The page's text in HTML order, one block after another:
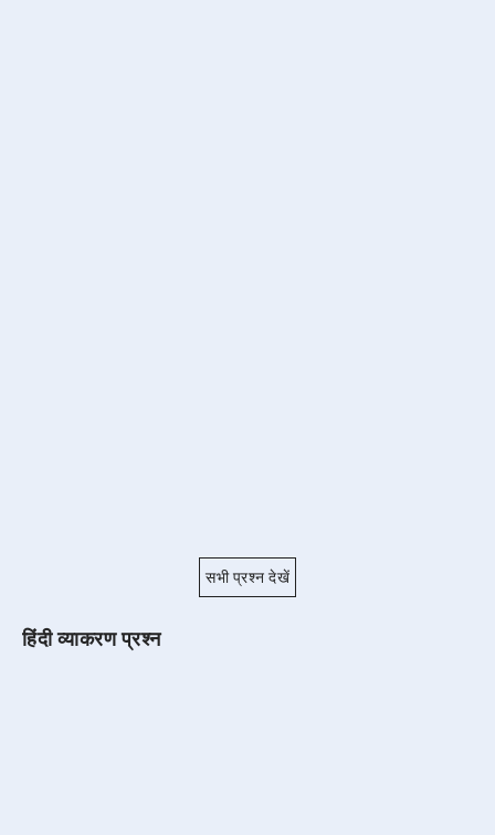
सभी प्रश्न देखें
हिंदी व्याकरण प्रश्न